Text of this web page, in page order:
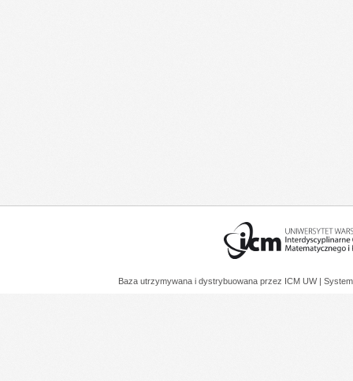
Baza utrzymywana i dystrybuowana przez ICM UW |